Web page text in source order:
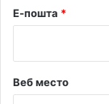
Е-пошта *
Веб место